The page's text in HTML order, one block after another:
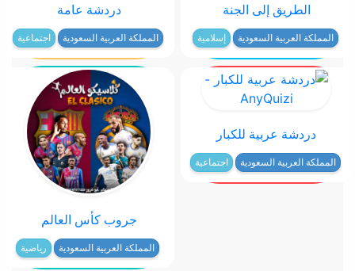
الطريق إلى الجنة
المملكة العربية السعودية إسلامية
دردشة عامة
المملكة العربية السعودية اجتماعية
دردشة عربية للكبار
المملكة العربية السعودية اجتماعية
جروب كأس العالم
المملكة العربية السعودية رياضية